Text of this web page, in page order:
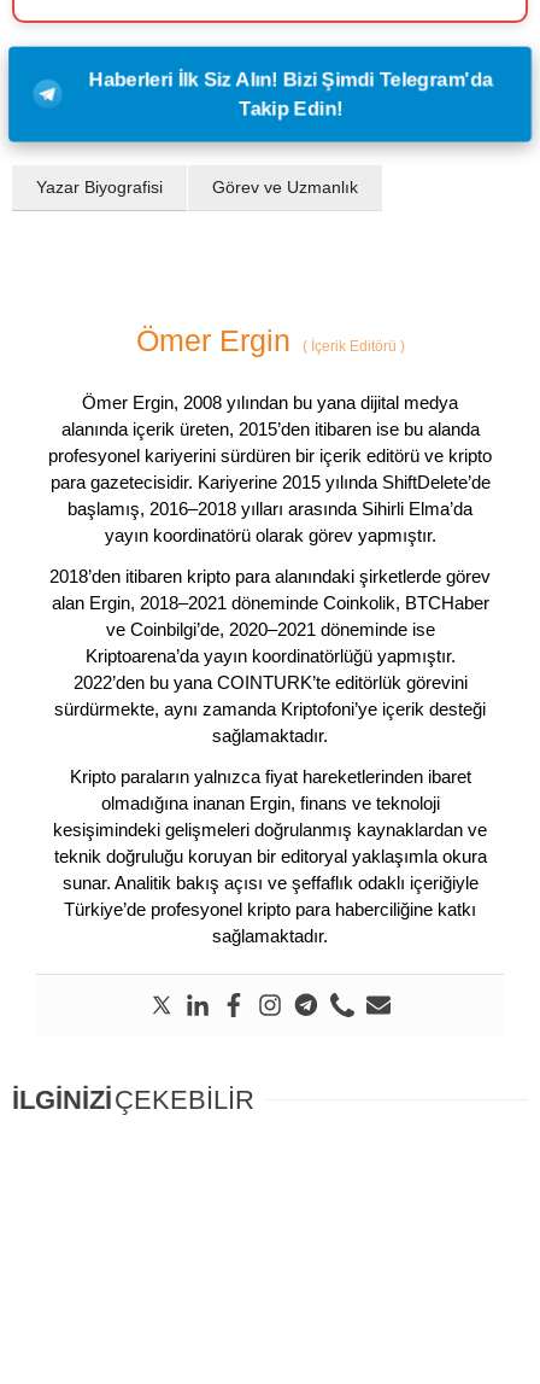
Haberleri İlk Siz Alın! Bizi Şimdi Telegram'da
Takip Edin!
Yazar Biyografisi Görev ve Uzmanlık
Ömer Ergin (İçerik Editörü )
Ömer Ergin, 2008 yılından bu yana dijital medya
alanında içerik üreten, 2015’den itibaren ise bu alanda
profesyonel kariyerini sürdüren bir içerik editörü ve kripto
para gazetecisidir. Kariyerine 2015 yılında ShiftDelete’de
başlamış, 2016–2018 yılları arasında Sihirli Elma’da
yayın koordinatörü olarak görev yapmıştır.
2018’den itibaren kripto para alanındaki şirketlerde görev
alan Ergin, 2018–2021 döneminde Coinkolik, BTCHaber
ve Coinbilgi’de, 2020–2021 döneminde ise
Kriptoarena’da yayın koordinatörlüğü yapmıştır.
2022’den bu yana COINTURK’te editörlük görevini
sürdürmekte, aynı zamanda Kriptofoni’ye içerik desteği
sağlamaktadır.
Kripto paraların yalnızca fiyat hareketlerinden ibaret
olmadığına inanan Ergin, finans ve teknoloji
kesişimindeki gelişmeleri doğrulanmış kaynaklardan ve
teknik doğruluğu koruyan bir editoryal yaklaşımla okura
sunar. Analitik bakış açısı ve şeffaflık odaklı içeriğiyle
Türkiye’de profesyonel kripto para haberciliğine katkı
sağlamaktadır.
İLGİNİZİÇEKEBİLİR